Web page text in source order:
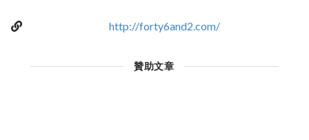
http://forty6and2.com/
贊助文章